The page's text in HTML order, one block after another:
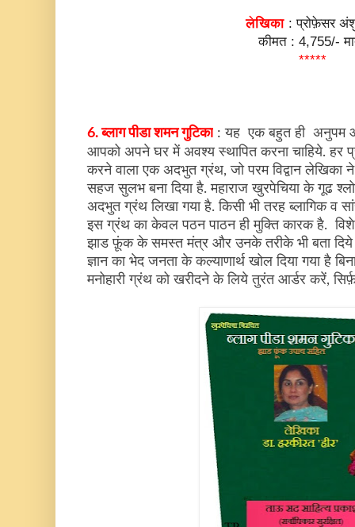
लेखिका : प्रोफ़ेसर
कीमत : 4,755/-
*****
6. ब्लाग पीडा शमन गुटिका : यह एक बहुत ही अनुपम
आपको अपने घर में अवश्य स्थापित करना चाहिये. हर
करने वाला एक अदभुत ग्रंथ, जो परम विद्वान लेखिका
सहज सुलभ बना दिया है. महाराज खुरपेचिया के गूढ
अदभुत ग्रंथ लिखा गया है. किसी भी तरह ब्लागिक व
इस ग्रंथ का केवल पठन पाठन ही मुक्ति कारक है.
झाड फ़ूंक के समस्त मंत्र और उनके तरीके भी बता दिये
ज्ञान का भेद जनता के कल्याणार्थ खोल दिया गया है
मनोहारी ग्रंथ को खरीदने के लिये तुरंत आर्डर करें,